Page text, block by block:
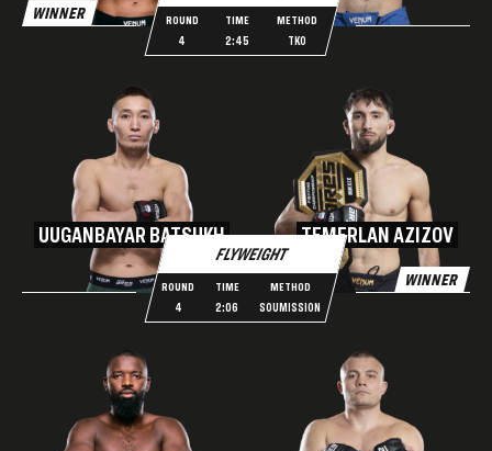
ROUND
4
TIME
2:45
METHOD
TKO
WINNER
FLYWEIGHT
ROUND
4
TIME
2:06
METHOD
SOUMISSION
UUGANBAYAR BATSUKH TEMERLAN AZIZOV
WINNER